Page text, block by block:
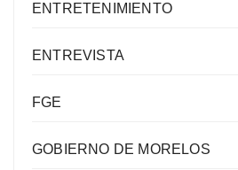
ENTRETENIMIENTO
ENTREVISTA
FGE
GOBIERNO DE MORELOS